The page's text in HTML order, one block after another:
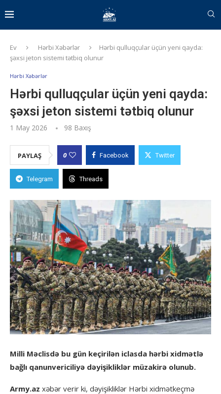
Ev Hərbi Xəbərlər
Hərbi qulluqçular üçün yeni qayda:
şəxsi jeton sistemi tətbiq olunur
Hərbi Xəbərlər
Hərbi qulluqçular üçün yeni qayda:
şəxsi jeton sistemi tətbiq olunur
1 May 2026 98 Baxış
PAYLAŞ 0 Facebook Twitter
Telegram Threads
Milli Məclisdə bu gün keçirilən iclasda hərbi xidmətlə
bağlı qanunvericiliyə dəyişikliklər müzakirə olunub.
Army.az xəbər verir ki, dəyişikliklər Hərbi xidmətkeçmə